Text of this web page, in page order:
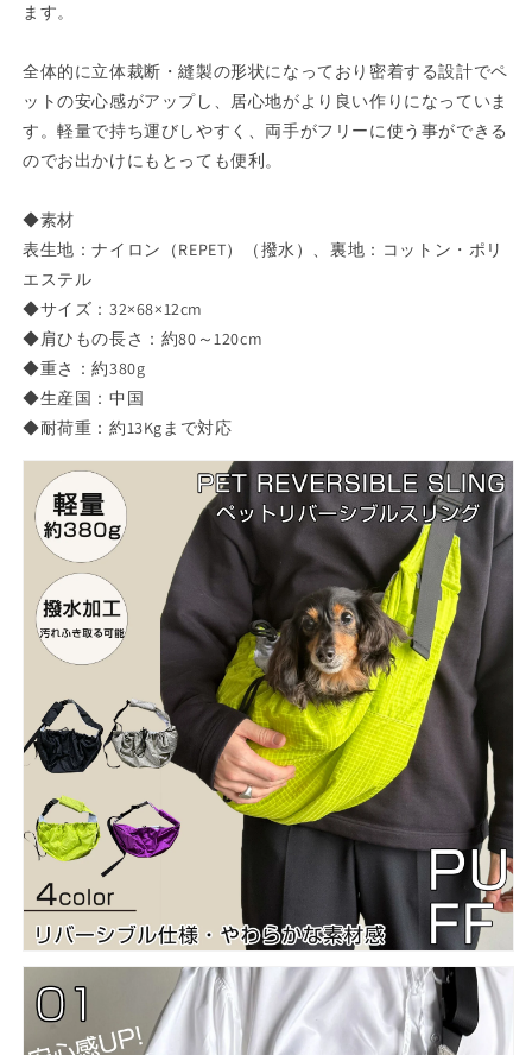
ブ
カ
ラ
フ
ル
ー
シ
ッ
ク
軽
量
お
し
ゃ
れ
人
気
多
機
能
カ
ジ
ュ
ア
ル
水
加
の
数
量
を
減
ら
カ
ラ
フ
ル
シ
ク
軽
ゃ
多
機
能
カ
ュ
ア
ル
水
加
数
量
を
増
ます。
全体的に立体裁断・縫製の形状になっており密着する設計でペ
ットの安心感がアップし、居心地がより良い作りになっていま
す。軽量で持ち運びしやすく、両手がフリーに使う事ができる
のでお出かけにもとっても便利。
◆素材
表生地：ナイロン（REPET）（撥水）、裏地：コットン・ポリ
エステル
◆サイズ：32×68×12cm
◆肩ひもの長さ：約80～120cm
◆重さ：約380g
◆生産国：中国
◆耐荷重：約13Kgまで対応